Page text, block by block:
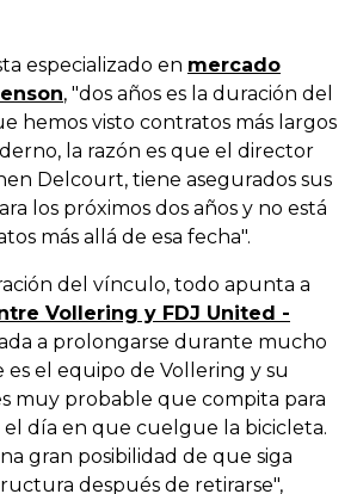
especializado en mercado
, "dos años es la duración del
hemos visto contratos más largos
la razón es que el director
Delcourt, tiene asegurados sus
los próximos dos años y no está
más allá de esa fecha".
del vínculo, todo apunta a
Vollering y FDJ United -
a prolongarse durante mucho
es el equipo de Vollering y su
muy probable que compita para
el día en que cuelgue la bicicleta.
gran posibilidad de que siga
después de retirarse",